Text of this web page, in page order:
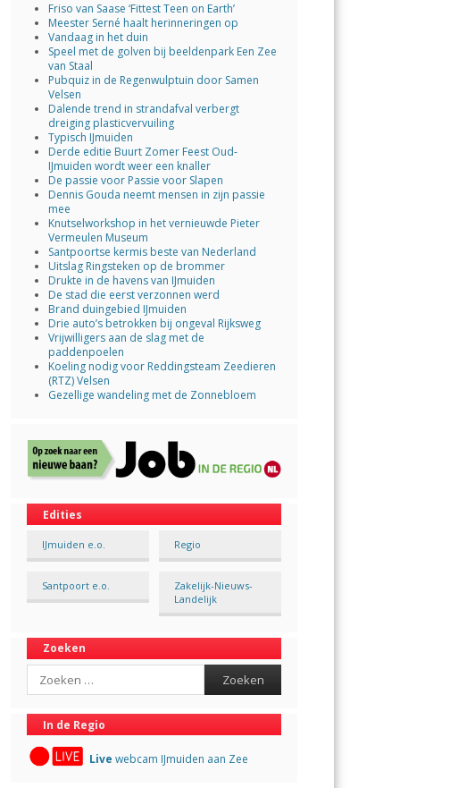
Friso van Saase ‘Fittest Teen on Earth’
Meester Serné haalt herinneringen op
Vandaag in het duin
Speel met de golven bij beeldenpark Een Zee
van Staal
Pubquiz in de Regenwulptuin door Samen
Velsen
Dalende trend in strandafval verbergt
dreiging plasticvervuiling
Typisch IJmuiden
Derde editie Buurt Zomer Feest Oud-
IJmuiden wordt weer een knaller
De passie voor Passie voor Slapen
Dennis Gouda neemt mensen in zijn passie
mee
Knutselworkshop in het vernieuwde Pieter
Vermeulen Museum
Santpoortse kermis beste van Nederland
Uitslag Ringsteken op de brommer
Drukte in de havens van IJmuiden
De stad die eerst verzonnen werd
Brand duingebied IJmuiden
Drie auto’s betrokken bij ongeval Rijksweg
Vrijwilligers aan de slag met de
paddenpoelen
Koeling nodig voor Reddingsteam Zeedieren
(RTZ) Velsen
Gezellige wandeling met de Zonnebloem
Edities
IJmuiden e.o. Regio
Santpoort e.o.
Zakelijk-Nieuws-
Landelijk
Zoeken
Search
In de Regio
Live webcam IJmuiden aan Zee